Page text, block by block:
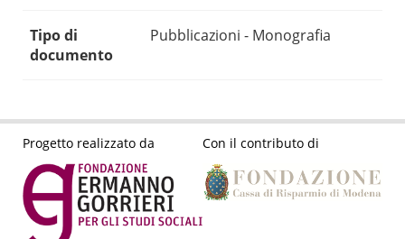
Tipo di
documento
Pubblicazioni - Monografia
Progetto realizzato da Con il contributo di